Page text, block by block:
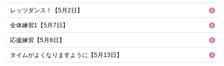
レッツダンス！【5月2日】
全体練習1【5月7日】
応援練習【5月8日】
タイムがよくなりますように【5月13日】